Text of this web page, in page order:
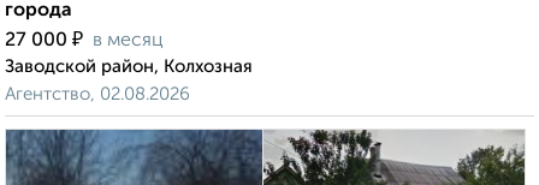
города
27 000 ₽ в месяц
Заводской район, Колхозная
Агентство, 02.08.2026